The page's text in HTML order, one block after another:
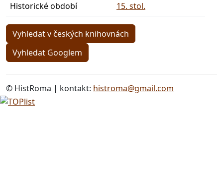
Historické období
15. stol.
Vyhledat v českých knihovnách
Vyhledat Googlem
© HistRoma | kontakt: histroma@gmail.com